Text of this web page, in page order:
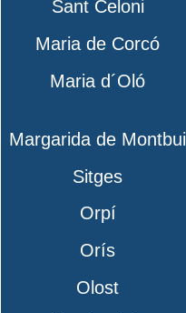
Sant Celoni
Maria de Corcó
Maria d´Oló
Margarida de Montbui
Sitges
Orpí
Orís
Olost